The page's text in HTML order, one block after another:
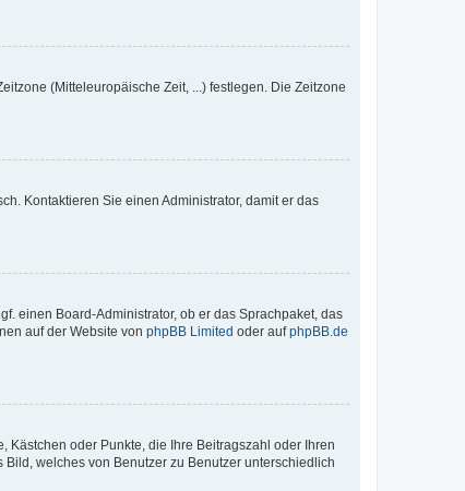
(Mitteleuropäische Zeit, ...) festlegen. Die Zeitzone
Kontaktieren Sie einen Administrator, damit er das
einen Board-Administrator, ob er das Sprachpaket, das
auf der Website von phpBB Limited oder aufphpBB.de
Kästchen oder Punkte, die Ihre Beitragszahl oder Ihren
welches von Benutzer zu Benutzer unterschiedlich